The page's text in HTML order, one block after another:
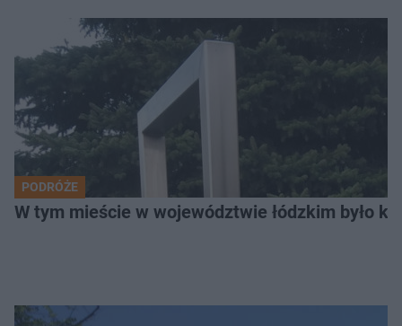
PODRÓŻE
W tym mieście w województwie łódzkim było